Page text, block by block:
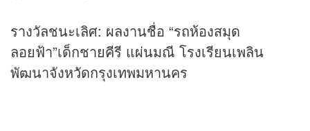
รางวัลชนะเลิศ: ผลงานชื่อ “รถห้องสมุด
ลอยฟ้า”เด็กชายคีรี แผ่นมณี โรงเรียนเพลิน
พัฒนาจังหวัดกรุงเทพมหานคร